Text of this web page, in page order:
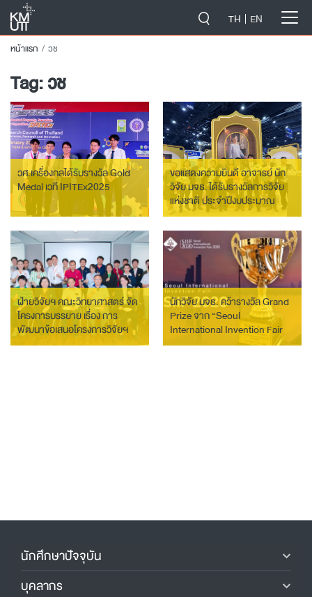
TH EN
หน้าแรก วช
Tag:วช
วศ.เครื่องกลได้รับรางวัล Gold
Medal เวที IPITEx2025
ขอแสดงความยินดี อาจารย์ นัก
วิจัย มจธ. ได้รับรางวัลการวิจัย
แห่งชาติ ประจำปีงบประมาณ
2568
ฝ่ายวิจัยฯ คณะวิทยาศาสตร์ จัด
โครงการบรรยาย เรื่อง การ
พัฒนาข้อเสนอโครงการวิจัยฯ
ของสำนักงานการวิจัยแห่งชาติ
นักวิจัย มจธ. คว้ารางวัล Grand
Prize จาก “Seoul
International Invention Fair
2020” (SIIF 2020)
นักศึกษาปัจจุบัน
บุคลากร